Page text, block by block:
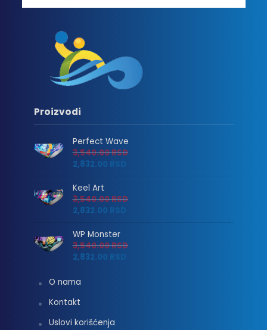
Proizvodi
Perfect Wave
3,540.00RSD
2,832.00 RSD
Keel Art
3,540.00RSD
2,832.00 RSD
WP Monster
3,540.00RSD
2,832.00 RSD
O nama
Kontakt
Uslovi korišćenja